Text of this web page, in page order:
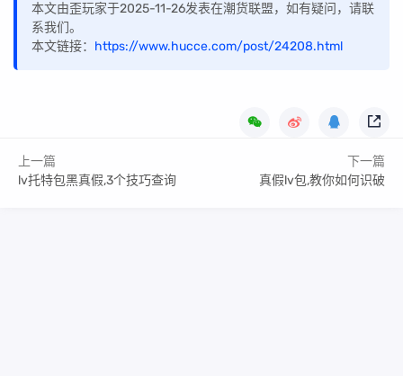
本文由歪玩家于2025-11-26发表在潮货联盟，如有疑问，请联
系我们。
本文链接： https://www.hucce.com/post/24208.html
上一篇
lv托特包黑真假,3个技巧查询
下一篇
真假lv包,教你如何识破